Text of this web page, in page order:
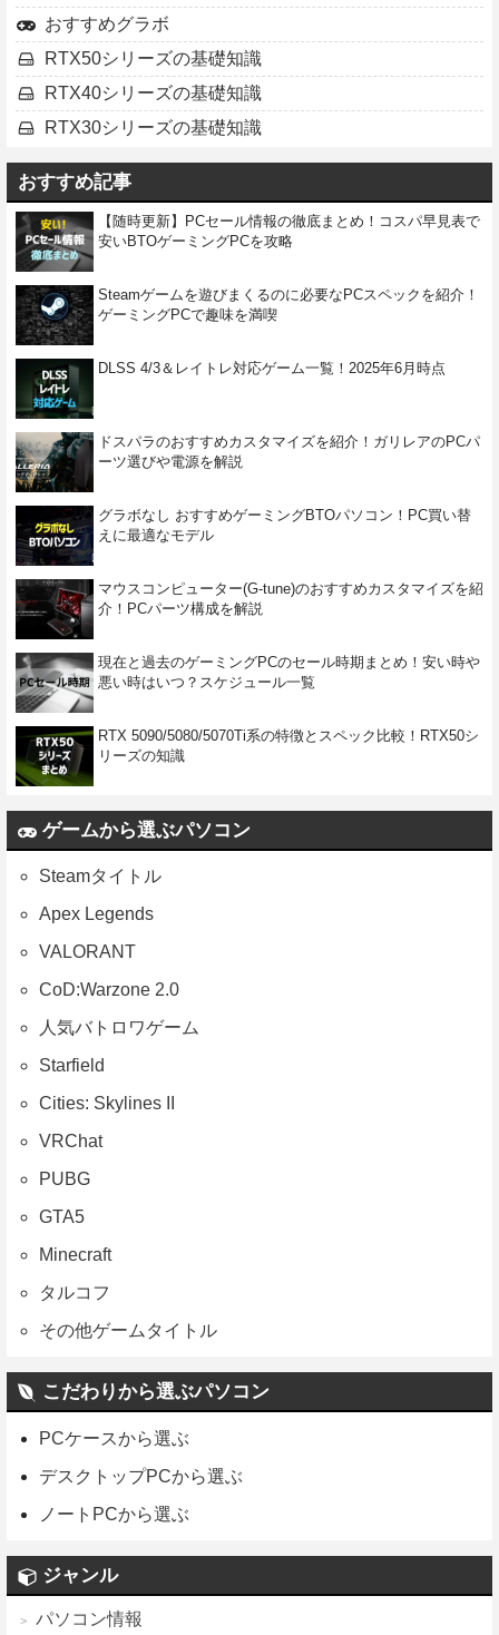
おすすめグラボ
RTX50シリーズの基礎知識
RTX40シリーズの基礎知識
RTX30シリーズの基礎知識
おすすめ記事
【随時更新】PCセール情報の徹底まとめ！コスパ早見表で
安いBTOゲーミングPCを攻略
Steamゲームを遊びまくるのに必要なPCスペックを紹介！
ゲーミングPCで趣味を満喫
DLSS 4/3＆レイトレ対応ゲーム一覧！2025年6月時点
ドスパラのおすすめカスタマイズを紹介！ガリレアのPCパ
ーツ選びや電源を解説
グラボなし おすすめゲーミングBTOパソコン！PC買い替
えに最適なモデル
マウスコンピューター(G-tune)のおすすめカスタマイズを紹
介！PCパーツ構成を解説
現在と過去のゲーミングPCのセール時期まとめ！安い時や
悪い時はいつ？スケジュール一覧
RTX 5090/5080/5070Ti系の特徴とスペック比較！RTX50シ
リーズの知識
ゲームから選ぶパソコン
Steamタイトル
Apex Legends
VALORANT
CoD:Warzone 2.0
人気バトロワゲーム
Starfield
Cities: Skylines II
VRChat
PUBG
GTA5
Minecraft
タルコフ
その他ゲームタイトル
こだわりから選ぶパソコン
PCケースから選ぶ
デスクトップPCから選ぶ
ノートPCから選ぶ
ジャンル
パソコン情報